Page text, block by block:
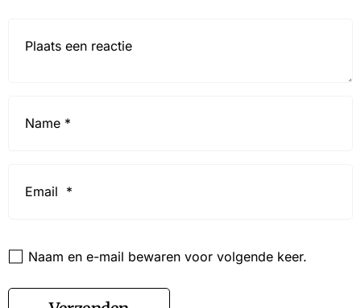
Naam en e-mail bewaren voor volgende keer.